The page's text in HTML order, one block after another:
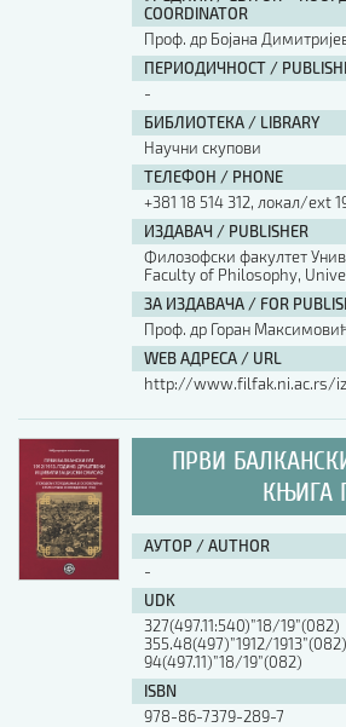
COORDINATOR
Проф. др Бојана
ПЕРИОДИЧНОСТ /
-
БИБЛИОТЕКА / LIBRARY
Научни скупови
ТЕЛЕФОН / PHONE
+381 18 514 312, локал/ext
ИЗДАВАЧ / PUBLISHER
Филозофски факултет
Faculty of Philosophy,
ЗА ИЗДАВАЧА / FOR
Проф. др Горан
WEB АДРЕСА / URL
http://www.filfak.ni.ac.rs/
ПРВИ БАЛКАНСКИ
КЊИГА
АУТОР / AUTHOR
-
UDK
327(497.11:540)”18/19”(082)
355.48(497)”1912/1913”(082)
94(497.11)”18/19”(082)
ISBN
978-86-7379-289-7